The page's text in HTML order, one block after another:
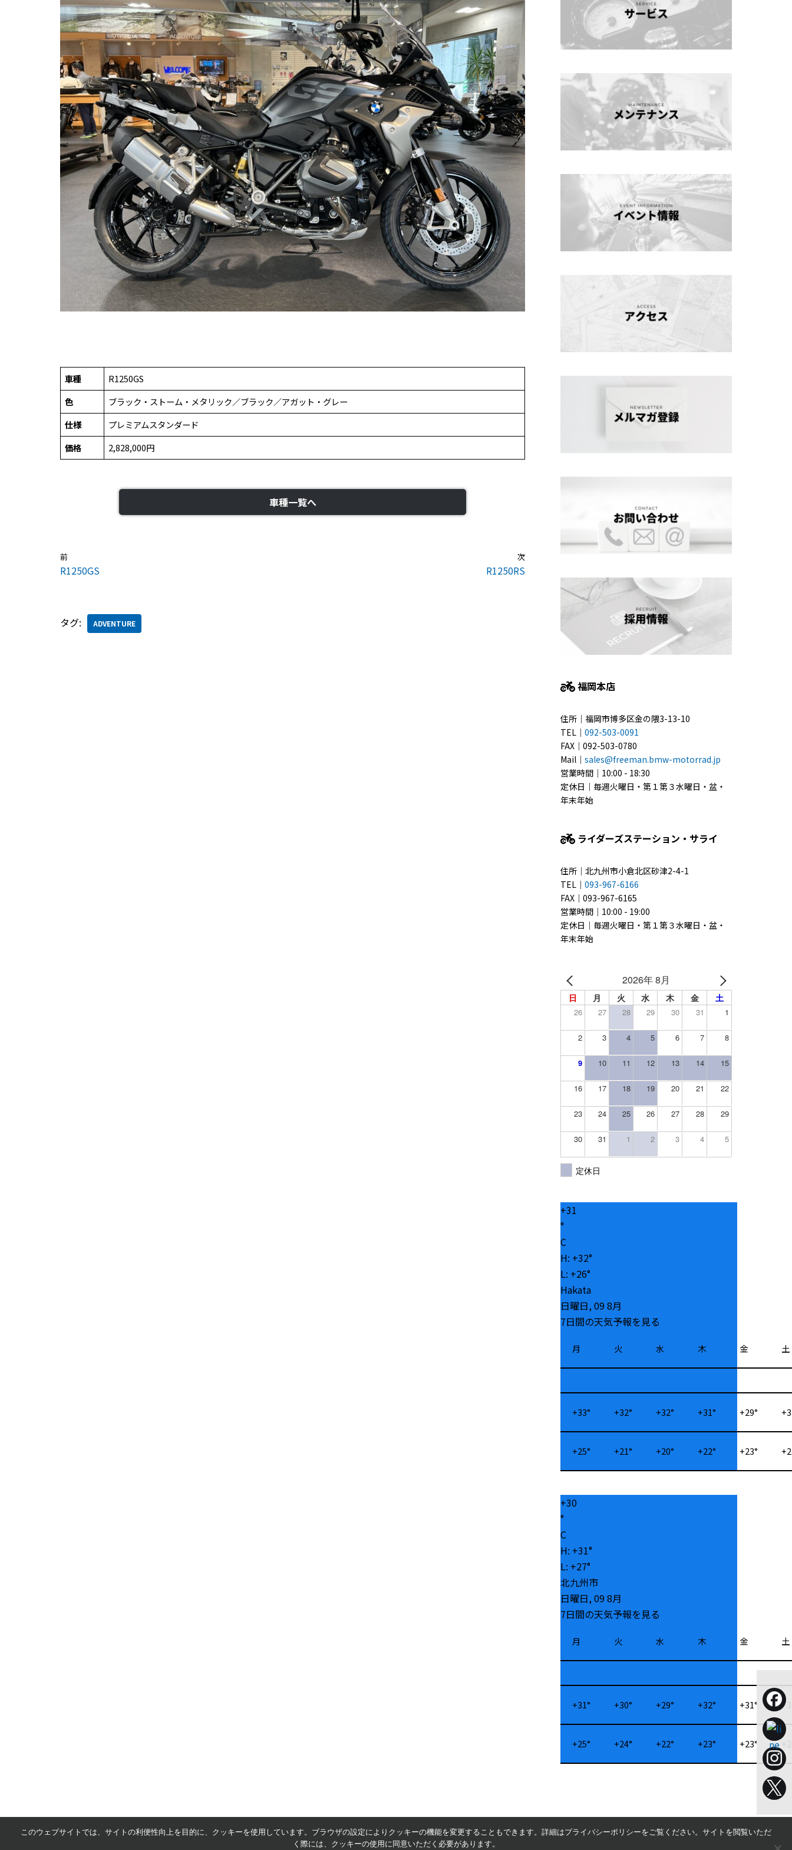
車種
R1250GS
色
ブラック・ストーム・メタリック／ブラック／アガット・グレー
仕様
プレミアムスタンダード
価格
2,828,000円
車種一覧へ
前
R1250GS
次
R1250RS
タグ: ADVENTURE
福岡本店
住所｜福岡市博多区金の隈3-13-10
TEL｜ 092-503-0091
FAX｜092-503-0780
Mail｜ sales@freeman.bmw-motorrad.jp
営業時間｜10:00 - 18:30
定休日｜毎週火曜日・第１第３水曜日・盆・
年末年始
ライダーズステーション・サライ
住所｜北九州市小倉北区砂津2-4-1
TEL｜ 093-967-6166
FAX｜093-967-6165
営業時間｜10:00 - 19:00
定休日｜毎週火曜日・第１第３水曜日・盆・
年末年始
2026年 8月
日 月 火 水 木 金 土
26 27 28 29 30 31 1
2 3 4 5 6 7 8
9 10 11 12 13 14 15
16 17 18 19 20 21 22
23 24 25 26 27 28 29
30 31 1 2 3 4 5
定休日
+31
°
C
H: +32°
L: +26°
Hakata
日曜日, 09 8月
7日間の天気予報を見る
月 火 水 木 金 土
+33° +32° +32° +31° +29° +
+25° +21° +20° +22° +23° +
+30
°
C
H: +31°
L: +27°
北九州市
日曜日, 09 8月
7日間の天気予報を見る
月 火 水 木 金 土
+31° +30° +29° +32° +31° +
+25° +24° +22° +23° +23° +
このウェブサイトでは、サイトの利便性向上を目的に、クッキーを使用しています。ブラウザの設定によりクッキーの機能を変更することもできます。詳細はプライバシーポリシーをご覧ください。サイトを閲覧いただ
く際には、クッキーの使用に同意いただく必要があります。